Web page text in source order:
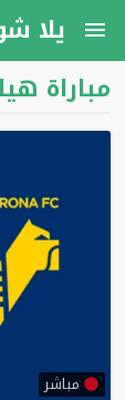
يلا
مباراة
مباشر